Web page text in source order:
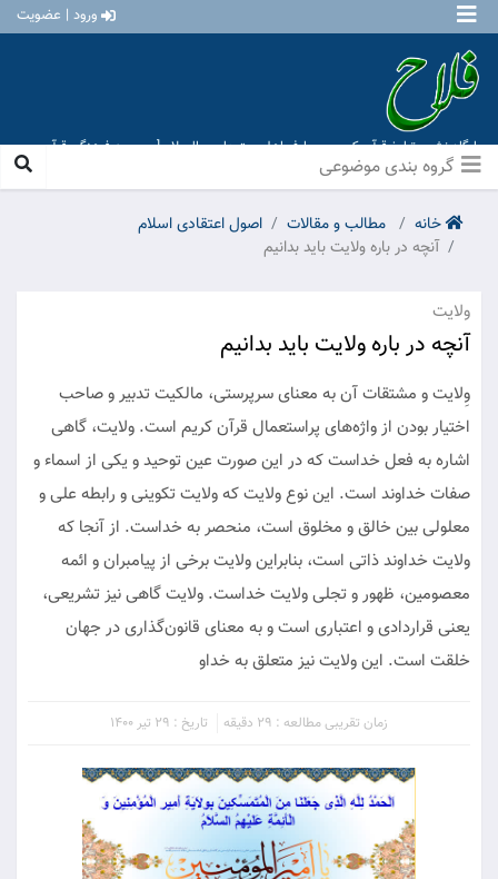
ورود | عضویت
پایگاه نشر و تبلیغ قرآن کریم و معارف اهل بیت علیهم السلام [ موسسه فرهنگی قرآن و
عترت منهاج عشق آباد ]
خانه مطالب و مقالات
اصول اعتقادی اسلام
آنچه در باره ولایت باید بدانیم
ولایت
آنچه در باره ولایت باید بدانیم
وِلایت و مشتقات آن به معنای سرپرستی، مالکیت تدبیر و صاحب
اختیار بودن از واژه‌های پراستعمال قرآن کریم‌ است. ولایت، گاهی
اشاره به فعل خداست که در این صورت عین توحید و یکی از اسماء و
صفات خداوند است. این نوع ولایت که ولایت تکوینی و رابطه علی و
معلولی بین خالق و مخلوق است، منحصر به خداست. از آنجا که
ولایت خداوند ذاتی است، بنابراین ولایت برخی از پیامبران و ائمه
معصومین، ظهور و تجلی ولایت خداست. ولایت گاهی نیز تشریعی،
یعنی قراردادی و اعتباری است و به معنای قانون‌گذاری در جهان
خلقت است. این ولایت نیز متعلق به خداو
زمان تقریبی مطالعه : 29 دقیقه تاریخ : 29 تیر 1400